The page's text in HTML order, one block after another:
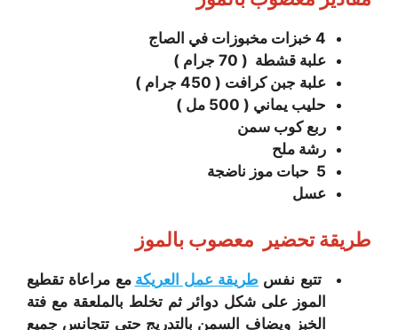
4 خبزات مخبوزات في الصاج
علبة قشطة ( 70
جرام )
علبة جبن كرافت ( 450 جرام )
حليب يماني ( 500 مل )
ربع كوب سمن
رشة ملح
5 حبات موز ناضجة
عسل
طريقة تحضير معصوب بالموز
تتبع نفس طريقة عمل العريكة مع مراعاة تقطيع
الموز على شكل دوائر ثم تخلط بالملعقة مع فتة
الخبز ويضاف السمن بالتدريج حتى تتجانس جميع